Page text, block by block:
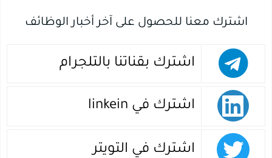
اشترك معنا للحصول على آخر أخبار الوظائف
اشترك بقناتنا بالتلجرام
اشترك في linkein
اشترك في التويتر